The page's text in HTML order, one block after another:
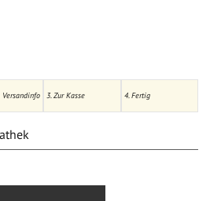
3. Zur Kasse 4. Fertig